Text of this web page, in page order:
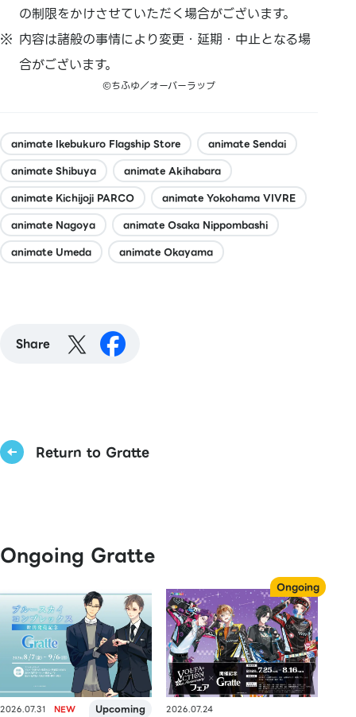
の制限をかけさせていただく場合がございます。
内容は諸般の事情により変更・延期・中止となる場
合がございます。
©ちふゆ／オーバーラップ
animate Ikebukuro Flagship Store
animate Sendai
animate Shibuya
animate Akihabara
animate Kichijoji PARCO
animate Yokohama VIVRE
animate Nagoya
animate Osaka Nippombashi
animate Umeda
animate Okayama
Share
Return to Gratte
Ongoing Gratte
2026.07.31 2026.07.24